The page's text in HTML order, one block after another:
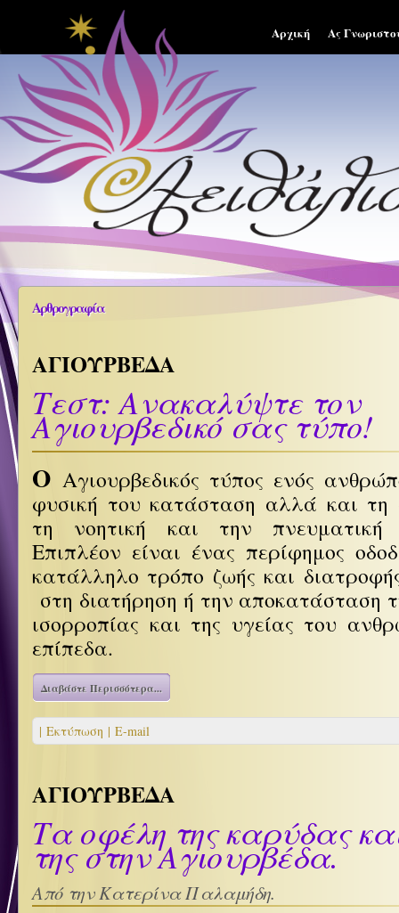
Αρχική Ας
Αρθρογραφία
ΑΓΙΟΥΡΒΕΔΑ
Τεστ: Ανακαλύψτε τον
Αγιουρβεδικό σας τύπο!
Ο Αγιουρβεδικός τύπος ενός
φυσική του κατάσταση αλλά και τη
τη νοητική και την
Επιπλέον είναι ένας περίφημος
κατάλληλο τρόπο ζωής και
στη διατήρηση ή την αποκατάσταση
ισορροπίας και της υγείας του
επίπεδα.
Διαβάστε Περισσότερα...
| Εκτύπωση | E-mail
ΑΓΙΟΥΡΒΕΔΑ
Τα οφέλη της καρύδας
της στην Αγιουρβέδα.
Από την Κατερίνα Παλαμήδη.